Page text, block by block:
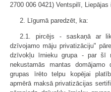
2700 006 0421) Ventspilī, Liepājas
2. Līgumā paredzēt, ka:
2.1. pircējs - saskaņā ar
dzīvojamo māju privatizāciju"
dzīvokļu īrnieku grupa - par šī
nekustamās mantas
grupas īrēto telpu kopējai
apmērā maksā privatizācijas